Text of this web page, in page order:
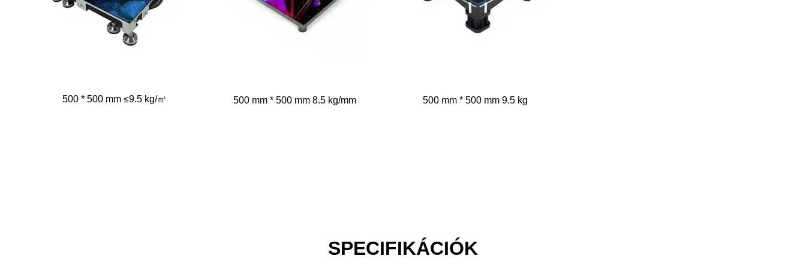
500 * 500 mm ≤9.5 kg/㎡ 500 mm * 500 mm 8.5 kg/mm 500 mm * 500 mm 9.5 kg
SPECIFIKÁCIÓK